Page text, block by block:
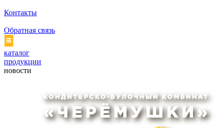
Контакты
Обратная связь
каталог
продукции
новости